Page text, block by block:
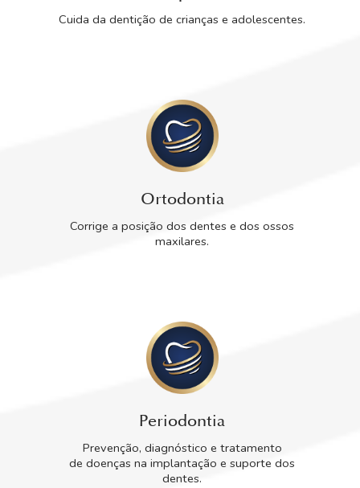
Cuida da dentição de crianças e adolescentes.
Ortodontia
Corrige a posição dos dentes e dos ossos
maxilares.
Periodontia
Prevenção, diagnóstico e tratamento
de doenças na implantação e suporte dos
dentes.